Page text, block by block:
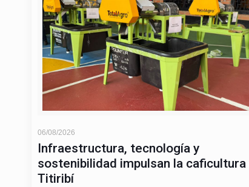
06/08/2026
Infraestructura, tecnología y
sostenibilidad impulsan la caficultura
Titiribí